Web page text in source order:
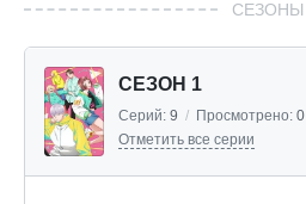
СЕЗОНЫ
СЕЗОН 1
Серий: 9 / Просмотрено: 0
Отметить все серии